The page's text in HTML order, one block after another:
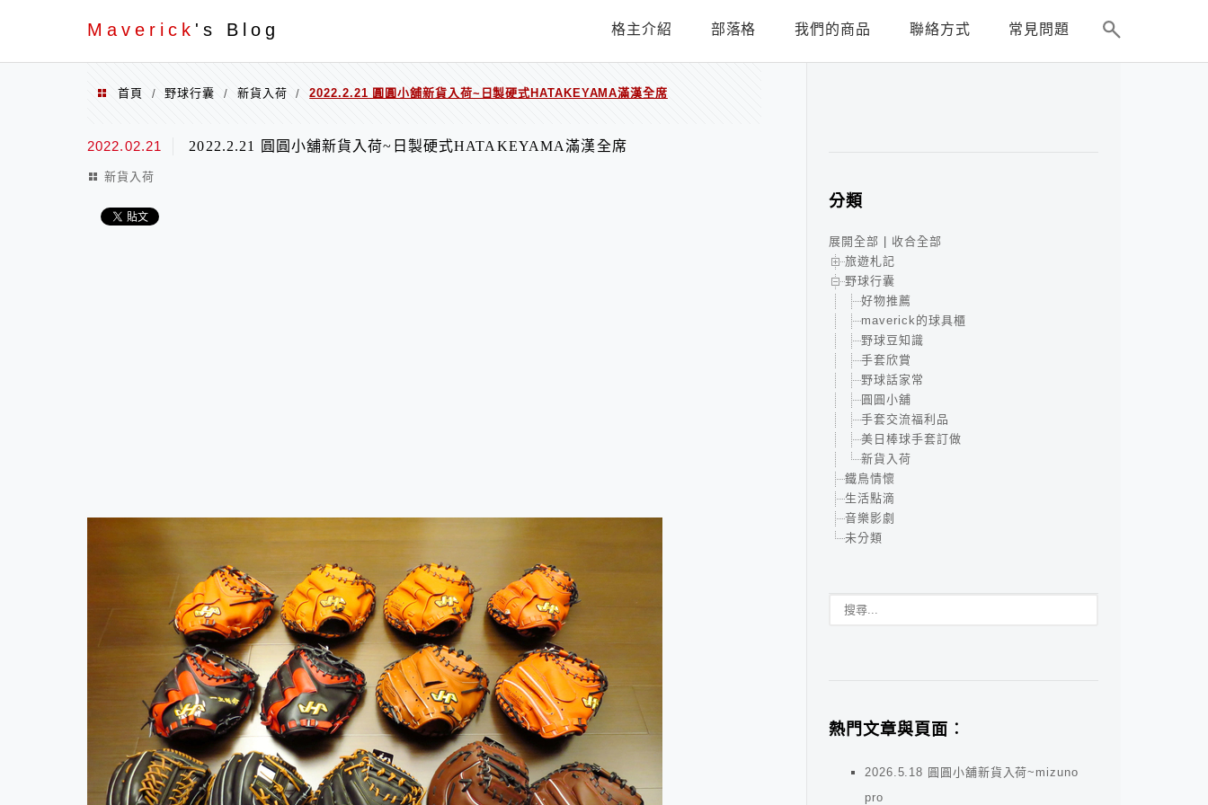
Maverick 's Blog 格主介紹 部落格 我們的商品 聯絡方式 常見問題
首頁 / 野球行囊 / 新貨入荷 / 2022.2.21 圓圓小舖新貨入荷~日製硬式HATAKEYAMA滿漢全席
2022.02.21 2022.2.21 圓圓小舖新貨入荷~日製硬式HATAKEYAMA滿漢全席
新貨入荷
分類
展開全部
收合全部
旅遊札記
野球行囊
好物推薦
maverick的球具櫃
野球豆知識
手套欣賞
野球話家常
圓圓小舖
手套交流福利品
美日棒球手套訂做
新貨入荷
鐵鳥情懷
生活點滴
音樂影劇
未分類
熱門文章與頁面︰
2026.5.18 圓圓小舖新貨入荷~mizuno
pro